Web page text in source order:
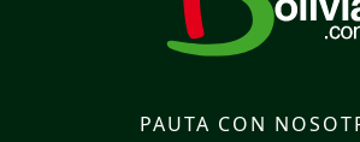
PAUTA CON